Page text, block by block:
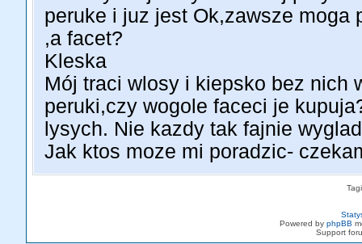
peruke i juz jest Ok,zawsze moga
,a facet?
Kleska
Mój traci wlosy i kiepsko bez nich
peruki,czy wogole faceci je
lysych. Nie kazdy tak fajnie
Jak ktos moze mi poradzic-
Powered by phpBB
Support